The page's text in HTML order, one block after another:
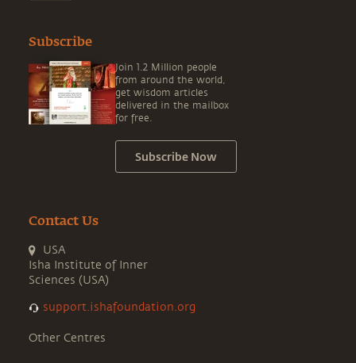
Subscribe
Join 1.2 Million people
from around the world,
get wisdom articles
delivered in the mailbox
for free.
Subscribe Now
Contact Us
USA
Isha Institute of Inner
Sciences (USA)
support.ishafoundation.org
Other Centres